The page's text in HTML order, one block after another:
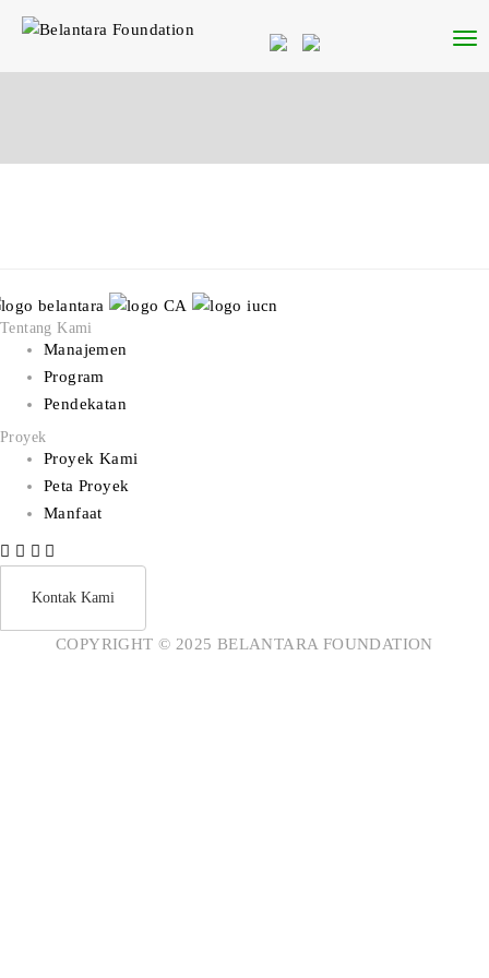
Tentang Kami
Manajemen
Program
Pendekatan
Proyek
Proyek Kami
Peta Proyek
Manfaat
Kontak Kami
COPYRIGHT © 2025 BELANTARA FOUNDATION